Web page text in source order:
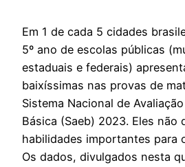
Em 1 de cada 5 cidades
5º ano de escolas públicas
estaduais e federais)
baixíssimas nas provas de
Sistema Nacional de
Básica (Saeb) 2023. Eles não
habilidades importantes para
Os dados, divulgados nesta